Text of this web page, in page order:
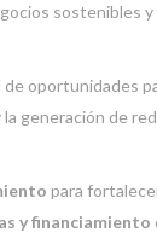
sostenibles
oportunidades
generación de
para
y financiamiento